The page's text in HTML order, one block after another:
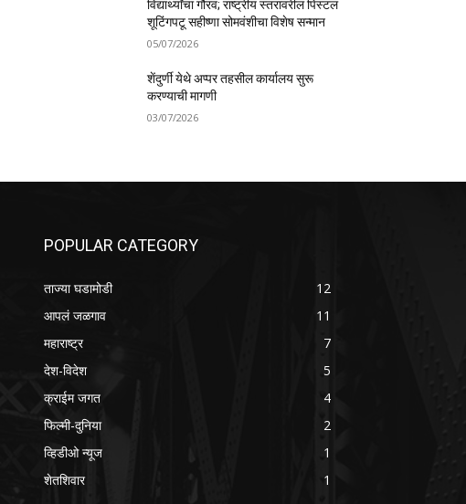
विद्यार्थ्यांचा गौरव; राष्ट्रीय स्तरावरील पिस्टल
शूटिंगपटू सहीष्णा सोमवंशीचा विशेष सन्मान
05/07/2026
शेंदुर्णी येथे अप्पर तहसील कार्यालय सुरू
करण्याची मागणी
03/07/2026
POPULAR CATEGORY
ताज्या घडामोडी
12
आपलं जळगाव
11
महाराष्ट्र
7
देश-विदेश
5
क्राईम जगत
4
फिल्मी-दुनिया
2
व्हिडीओ न्यूज
1
शेतशिवार
1